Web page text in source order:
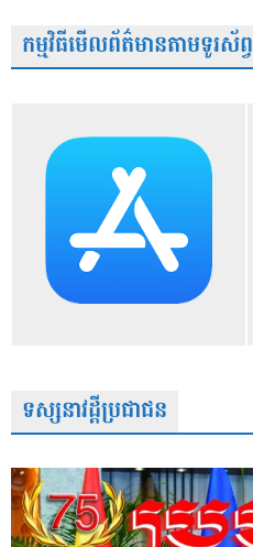
កម្មវិធីមើលព័ត៌មានតាមទូរស័ព្វ
ទស្សនាវដ្តីប្រជាជន